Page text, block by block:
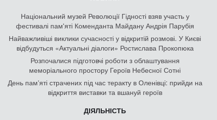
Національний музей Революції Гідності взяв участь у
фестивалі пам'яті Коменданта Майдану Андрія Парубія
Найважливіші виклики сучасності у відкритій розмові. У Києві
відбудуться «Актуальні діалоги» Ростислава Прокопюка
Розпочалися підготовчі роботи з облаштування
меморіального простору Героїв Небесної Сотні
День памʼяті страчених під час теракту в Оленівці: прийди на
відкриття виставки та вшануй героїв
ДІЯЛЬНІСТЬ